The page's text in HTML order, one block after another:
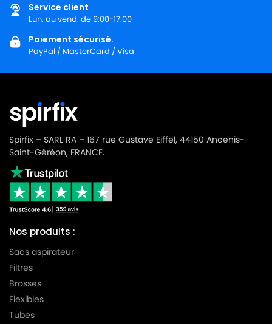
Service client
Lun. au vend. de 9:00-17:00
Paiement sécurisé.
PayPal / MasterCard / Visa
Spirfix – SARL RA – 167 rue Gustave Eiffel, 44150 Ancenis-
Saint-Géréon, FRANCE.
Nos produits :
Sacs aspirateur
Filtres
Brosses
Flexibles
Tubes